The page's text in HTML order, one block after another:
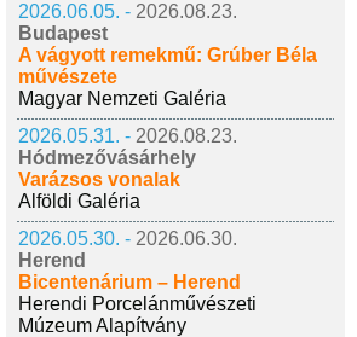
2026.06.05. - 2026.08.23.
Budapest
A vágyott remekmű: Grúber Béla
művészete
Magyar Nemzeti Galéria
2026.05.31. - 2026.08.23.
Hódmezővásárhely
Varázsos vonalak
Alföldi Galéria
2026.05.30. - 2026.06.30.
Herend
Bicentenárium – Herend
Herendi Porcelánművészeti
Múzeum Alapítvány